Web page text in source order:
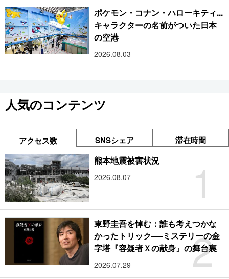
ポケモン・コナン・ハローキティ...
キャラクターの名前がついた日本
の空港
2026.08.03
人気のコンテンツ
アクセス数 SNSシェア 滞在時間
1
熊本地震被害状況
2026.08.07
2
東野圭吾を悼む：誰も考えつかな
かったトリック──ミステリーの金
字塔『容疑者Ｘの献身』の舞台裏
2026.07.29